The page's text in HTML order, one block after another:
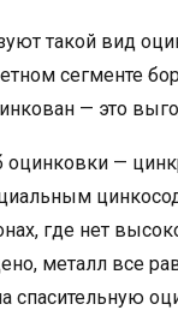
такой вид
сегменте
— это
—
где нет
металл все
спасительную